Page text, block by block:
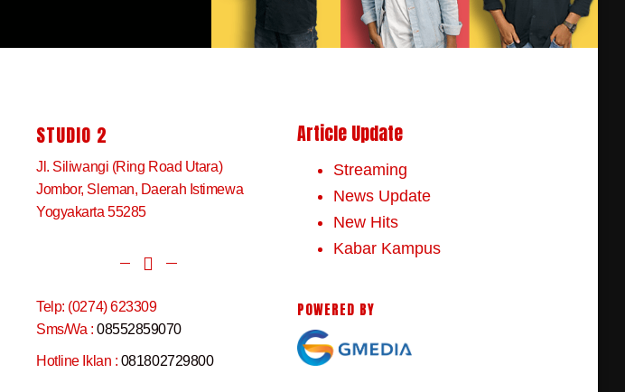
STUDIO 2
Jl. Siliwangi (Ring Road Utara)
Jombor, Sleman, Daerah Istimewa
Yogyakarta 55285
Telp: (0274) 623309
Sms/Wa : 08552859070
Hotline Iklan : 081802729800
Article Update
Streaming
News Update
New Hits
Kabar Kampus
POWERED BY